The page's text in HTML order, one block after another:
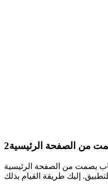
2من الصفحة الرئيسية
بصمت من الصفحة الرئيسية